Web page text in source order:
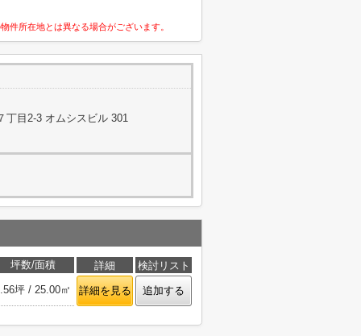
件所在地とは異なる場合がございます。
丁目2-3 オムシスビル 301
坪数/面積 詳細
検討リスト
坪 / 25.00㎡
詳細を見る 追加する